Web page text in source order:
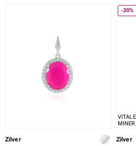
Zilver
-20%
VITALE
Zilver